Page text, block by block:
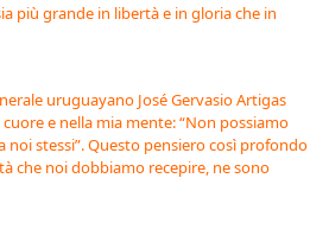
più grande in libertà e in gloria che in
uruguayano José Gervasio Artigas
e nella mia mente: “Non possiamo
noi stessi”. Questo pensiero così profondo
che noi dobbiamo recepire, ne sono